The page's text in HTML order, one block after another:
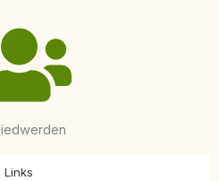
Links